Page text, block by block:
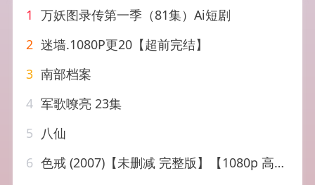
1 万妖图录传第一季（81集）Ai短剧
2 迷墙.1080P更20【超前完结】
3 南部档案
4 军歌嘹亮 23集
5 八仙
6 色戒 (2007)【未删减 完整版】【1080p 高码率】【蓝光原盘 RE…